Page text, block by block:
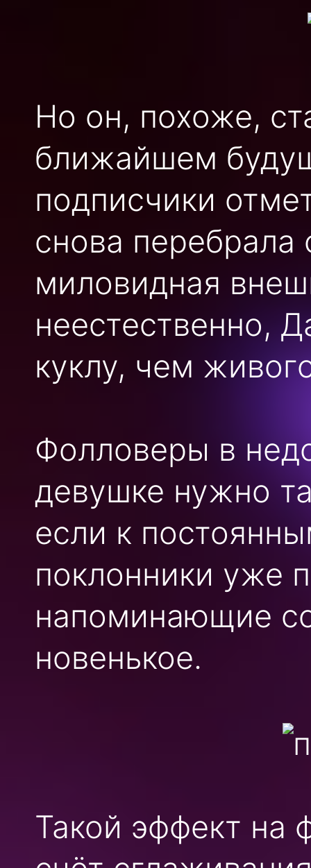
Но он, похоже,
ближайшем
подписчики
снова перебрала
миловидная
неестественно,
куклу, чем
Фолловеры в
девушке нужно
если к
поклонники уже
напоминающие
новенькое.
Такой эффект на